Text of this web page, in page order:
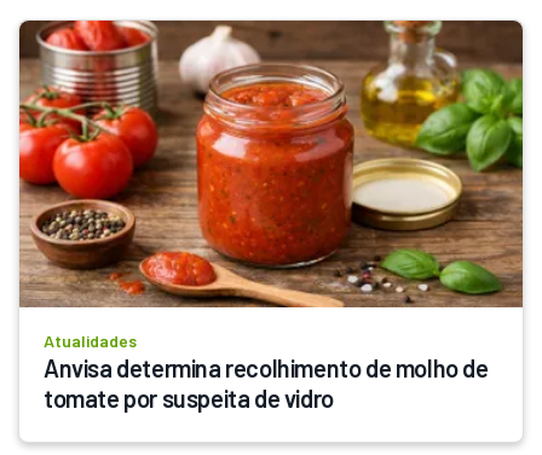
Atualidades
Anvisa determina recolhimento de molho de
tomate por suspeita de vidro